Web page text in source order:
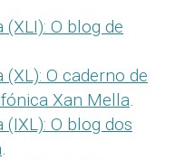
O blog de
O caderno de
Xan Mella.
O blog dos
.